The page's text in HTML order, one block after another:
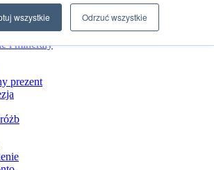
wszystkie Odrzuć wszystkie
ezoteryczna
i minerały
prezent